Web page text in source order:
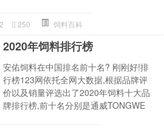
250 饲料百科
2020年饲料排行榜
安佑饲料在中国排名前十名? 刚刚好!排
行榜123网依托全网大数据,根据品牌评
价以及销量评选出了2020年饲料十大品
牌排行榜,前十名分别是通威TONGWE